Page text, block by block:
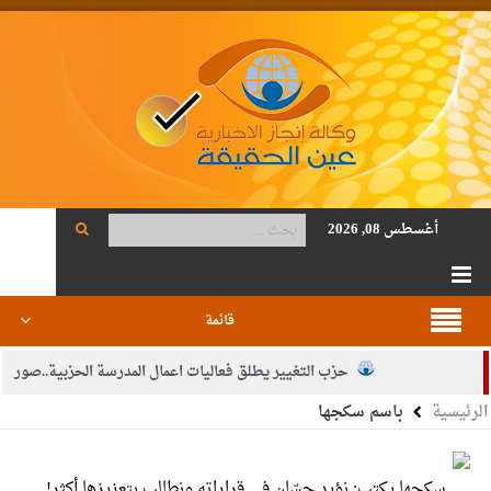
أغسطس 08, 2026
قائمة
حزب التغيير يطلق فعاليات اعمال المدرسة الحزبية..صور
الجيش يفتح باب التجنيد لحملة البكالوريوس في الحقوق والقانون
الرئيسية باسم سكجها